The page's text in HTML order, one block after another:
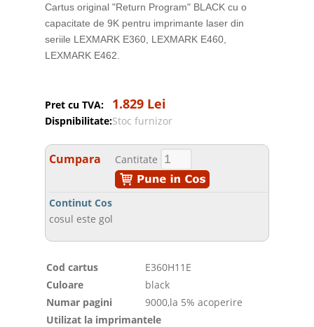
Cartus original "Return Program" BLACK cu o
capacitate de 9K pentru imprimante laser din
seriile LEXMARK E360, LEXMARK E460,
LEXMARK E462.
Pret cu TVA: 1.829 Lei
Dispnibilitate:Stoc furnizor
Cumpara Cantitate
Continut Cos
cosul este gol
Cod cartus
E360H11E
Culoare
black
Numar pagini
9000,la 5% acoperire
Utilizat la imprimantele